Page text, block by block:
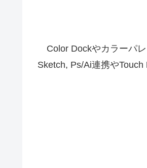
Color Dockやカラーパ
Sketch, Ps/Ai連携やTouch